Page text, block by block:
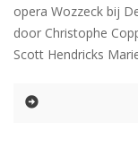
opera Wozzeck bij
door
Scott